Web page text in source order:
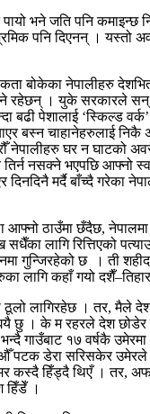
भने जति पनि कमाइन्छ
पनि दिएनन् । यस्तो
बोकेका नेपालीहरु
रहेछन् । युके सरकारले
बढी पेशालाई ‘स्किल्ड
बस्न चाहानेहरुलाई निकै
नेपालीहरु घर न घाटको
नसक्ने भएपछि आफ्नो
दिनदिनै मर्दै बाँच्दै गरेका
आफ्नो ठाउँमा छँदैछ,
लागि रित्तिएको
गुन्जिरहेको छ । ती
लागि कहाँ गयो
लागिरहेछ । तर, मैले
छु । के म रहरले देश छोडेर
गाउँबाट १७ वर्षकै
औँ पटक डेरा सरिसकेर
कस्दै हिँड्दै थिएँ । तर,
।